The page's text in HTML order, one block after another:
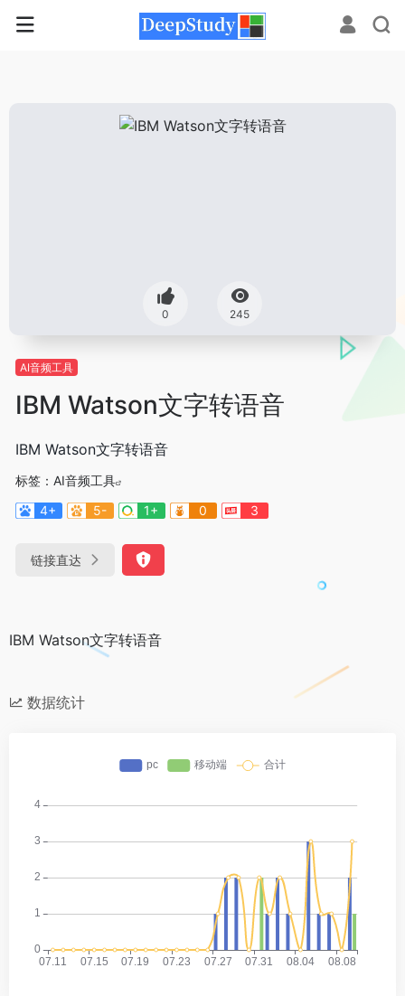
0 245
AI音频工具
IBM Watson文字转语音
IBM Watson文字转语音
标签： AI音频工具
4+
5- 1+ 0 3
链接直达
IBM Watson文字转语音
数据统计